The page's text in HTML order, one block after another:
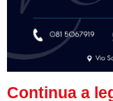
Continua a